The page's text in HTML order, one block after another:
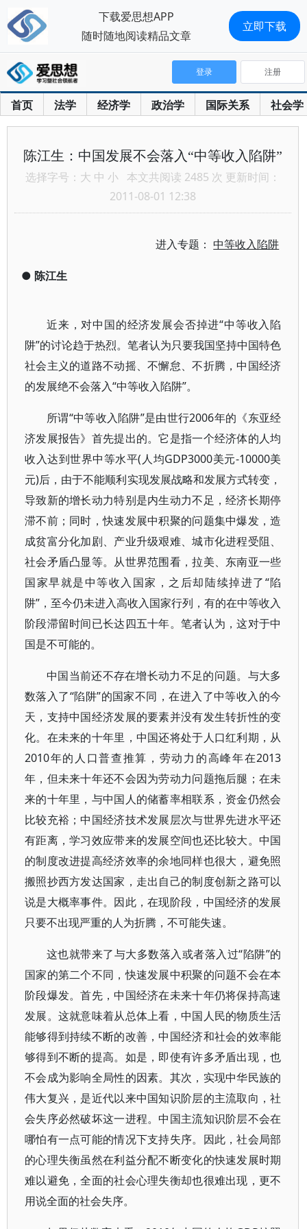
首页 法学 经济学 政治学 国际关系 社会学
登录 注册
陈江生：中国发展不会落入“中等收入陷阱”
选择字号： 大 中 小 本文共阅读 2485 次 更新时间：
2011-08-01 12:38
进入专题：中等收入陷阱
● 陈江生
近来，对中国的经济发展会否掉进“中等收入陷
阱”的讨论趋于热烈。笔者认为只要我国坚持中国特色
社会主义的道路不动摇、不懈怠、不折腾，中国经济
的发展绝不会落入“中等收入陷阱”。
所谓“中等收入陷阱”是由世行2006年的《东亚经
济发展报告》首先提出的。它是指一个经济体的人均
收入达到世界中等水平(人均GDP3000美元-10000美
元)后，由于不能顺利实现发展战略和发展方式转变，
导致新的增长动力特别是内生动力不足，经济长期停
滞不前；同时，快速发展中积聚的问题集中爆发，造
成贫富分化加剧、产业升级艰难、城市化进程受阻、
社会矛盾凸显等。从世界范围看，拉美、东南亚一些
国家早就是中等收入国家，之后却陆续掉进了“陷
阱”，至今仍未进入高收入国家行列，有的在中等收入
阶段滞留时间已长达四五十年。笔者认为，这对于中
国是不可能的。
中国当前还不存在增长动力不足的问题。与大多
数落入了“陷阱”的国家不同，在进入了中等收入的今
天，支持中国经济发展的要素并没有发生转折性的变
化。在未来的十年里，中国还将处于人口红利期，从
2010年的人口普查推算，劳动力的高峰年在2013
年，但未来十年还不会因为劳动力问题拖后腿；在未
来的十年里，与中国人的储蓄率相联系，资金仍然会
比较充裕；中国经济技术发展层次与世界先进水平还
有距离，学习效应带来的发展空间也还比较大。中国
的制度改进提高经济效率的余地同样也很大，避免照
搬照抄西方发达国家，走出自己的制度创新之路可以
说是大概率事件。因此，在现阶段，中国经济的发展
只要不出现严重的人为折腾，不可能失速。
这也就带来了与大多数落入或者落入过“陷阱”的
国家的第二个不同，快速发展中积聚的问题不会在本
阶段爆发。首先，中国经济在未来十年仍将保持高速
发展。这就意味着从总体上看，中国人民的物质生活
能够得到持续不断的改善，中国经济和社会的效率能
够得到不断的提高。如是，即使有许多矛盾出现，也
不会成为影响全局性的因素。其次，实现中华民族的
伟大复兴，是近代以来中国知识阶层的主流取向，社
会失序必然破坏这一进程。中国主流知识阶层不会在
哪怕有一点可能的情况下支持失序。因此，社会局部
的心理失衡虽然在利益分配不断变化的快速发展时期
难以避免，全面的社会心理失衡却也很难出现，更不
用说全面的社会失序。
下载爱思想APP
随时随地阅读精品文章
立即下载